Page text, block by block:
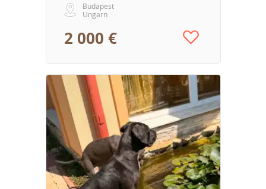
Budapest
Ungarn
2 000 €